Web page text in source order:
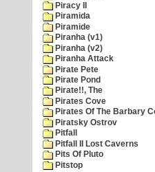
Piracy II
Piramida
Piramide
Piranha (v1)
Piranha (v2)
Piranha Attack
Pirate Pete
Pirate Pond
Pirate!!, The
Pirates Cove
Pirates Of The Barbary
Piratsky Ostrov
Pitfall
Pitfall II Lost Caverns
Pits Of Pluto
Pitstop